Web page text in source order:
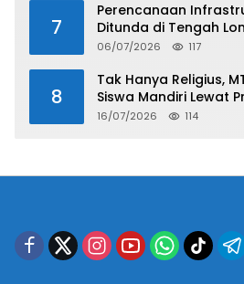
7
Perencanaan
Ditunda di Tengah
06/07/2026 117
8
Tak Hanya Religius,
Siswa Mandiri Lewat
16/07/2026 114